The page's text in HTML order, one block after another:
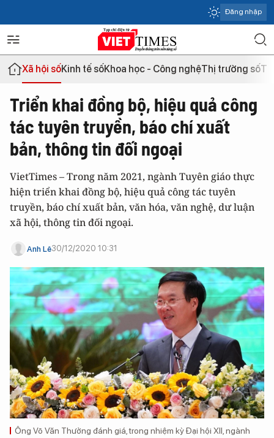
Đăng nhập
Xã hội sốKinh tế sốKhoa học - Công nghệThị trường số
Triển khai đồng bộ, hiệu quả công
tác tuyên truyền, báo chí xuất
bản, thông tin đối ngoại
VietTimes – Trong năm 2021, ngành Tuyên giáo thực
hiện triển khai đồng bộ, hiệu quả công tác tuyên
truyền, báo chí xuất bản, văn hóa, văn nghệ, dư luận
xã hội, thông tin đối ngoại.
Anh Lê30/12/2020 10:31
Ông Võ Văn Thưởng đánh giá, trong nhiệm kỳ Đại hội XII, ngành